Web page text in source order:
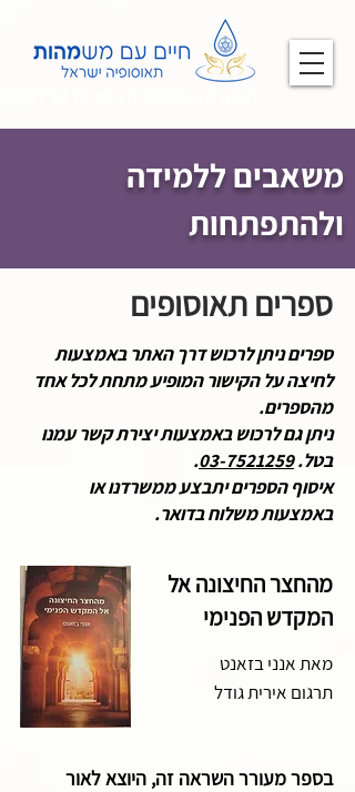
משאבים ללמידה
ולהתפתחות
ספרים תאוסופים
ספרים ניתן לרכוש דרך האתר באמצעות
לחיצה על הקישור המופיע מתחת לכל אחד
מהספרים.
ניתן גם לרכוש באמצעות יצירת קשר עמנו
בטל.03-7521259
.
איסוף הספרים יתבצע ממשרדנו או
באמצעות משלוח בדואר.
מהחצר החיצונה אל
המקדש הפנימי
מאת אנני בזאנט
תרגום אירית גודל
בספר מעורר השראה זה, היוצא לאור